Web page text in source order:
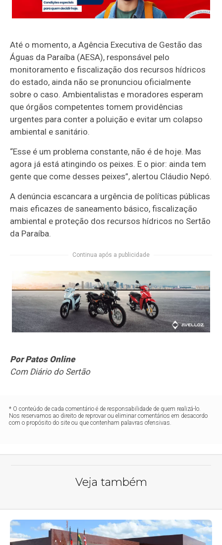
Até o momento, a Agência Executiva de Gestão das
Águas da Paraíba (AESA), responsável pelo
monitoramento e fiscalização dos recursos hídricos
do estado, ainda não se pronunciou oficialmente
sobre o caso. Ambientalistas e moradores esperam
que órgãos competentes tomem providências
urgentes para conter a poluição e evitar um colapso
ambiental e sanitário.
“Esse é um problema constante, não é de hoje. Mas
agora já está atingindo os peixes. E o pior: ainda tem
gente que come desses peixes”, alertou Cláudio Nepó.
A denúncia escancara a urgência de políticas públicas
mais eficazes de saneamento básico, fiscalização
ambiental e proteção dos recursos hídricos no Sertão
da Paraíba.
Continua após a publicidade
Por Patos Online
Com Diário do Sertão
* O conteúdo de cada comentário é de responsabilidade de quem realizá-lo.
Nos reservamos ao direito de reprovar ou eliminar comentários em desacordo
com o propósito do site ou que contenham palavras ofensivas.
Veja também